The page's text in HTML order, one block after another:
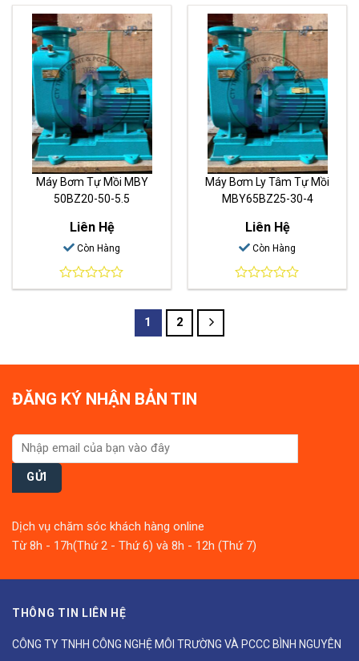
out
of
5
out
of
5
Máy Bơm Tự Mồi MBY
50BZ20-50-5.5
Liên Hệ
Còn Hàng
0
Máy Bơm Ly Tâm Tự Mồi
MBY65BZ25-30-4
Liên Hệ
Còn Hàng
0
1 2
ĐĂNG KÝ NHẬN BẢN TIN
Dịch vụ chăm sóc khách hàng online
Từ 8h - 17h(Thứ 2 - Thứ 6) và 8h - 12h (Thứ 7)
THÔNG TIN LIÊN HỆ
CÔNG TY TNHH CÔNG NGHỆ MÔI TRƯỜNG VÀ PCCC BÌNH NGUYÊN